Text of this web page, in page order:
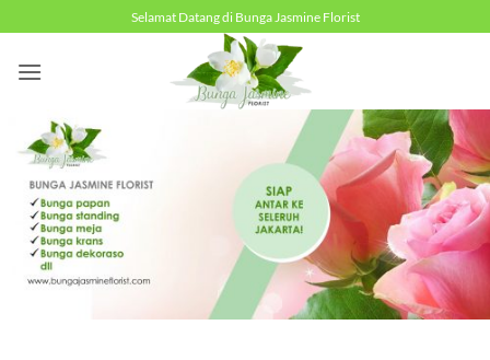
to
content
Selamat Datang di Bunga Jasmine Florist